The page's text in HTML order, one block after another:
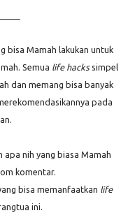
bisa Mamah lakukan untuk
Semua life hackssimpel
dan memang bisa banyak
pada
apa nih yang biasa Mamah
komentar.
bisa memanfaatkan life
ini.